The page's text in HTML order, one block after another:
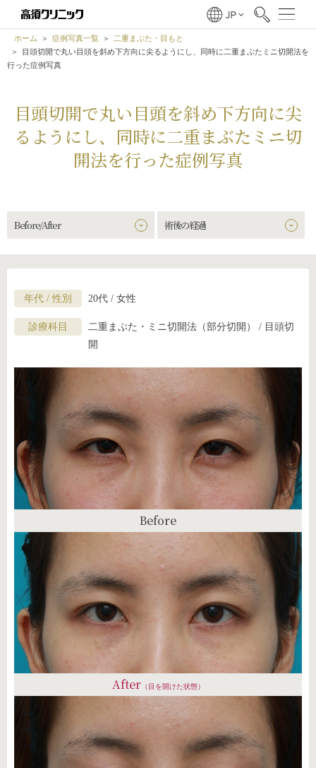
ホーム 症例写真一覧
二重まぶた・目もと
目頭切開で丸い目頭を斜め下方向に尖るようにし、同時に二重まぶたミニ切開法を
行った症例写真
目頭切開で丸い目頭を斜め下方向に尖
るようにし、同時に二重まぶたミニ切
開法を行った症例写真
Before/After 術後の経過
年代 / 性別 20代 / 女性
診療科目
二重まぶた・ミニ切開法（部分切開） / 目頭切
開
Before
After（目を開けた状態）